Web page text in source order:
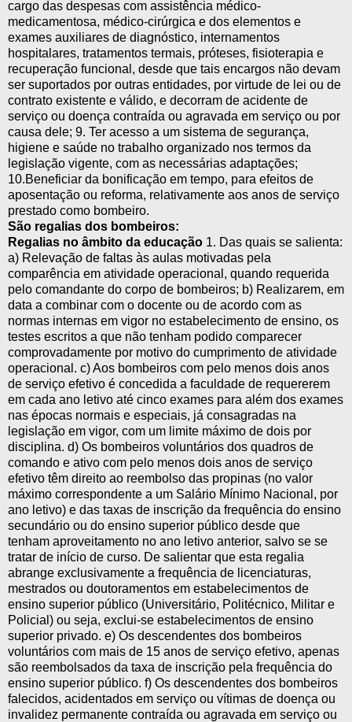
cargo das despesas com assistência médico-
medicamentosa, médico-cirúrgica e dos elementos e
exames auxiliares de diagnóstico, internamentos
hospitalares, tratamentos termais, próteses, fisioterapia e
recuperação funcional, desde que tais encargos não devam
ser suportados por outras entidades, por virtude de lei ou de
contrato existente e válido, e decorram de acidente de
serviço ou doença contraída ou agravada em serviço ou por
causa dele; 9. Ter acesso a um sistema de segurança,
higiene e saúde no trabalho organizado nos termos da
legislação vigente, com as necessárias adaptações;
10.Beneficiar da bonificação em tempo, para efeitos de
aposentação ou reforma, relativamente aos anos de serviço
prestado como bombeiro.
São regalias dos bombeiros:
Regalias no âmbito da educação 1. Das quais se salienta:
a) Relevação de faltas às aulas motivadas pela
comparência em atividade operacional, quando requerida
pelo comandante do corpo de bombeiros; b) Realizarem, em
data a combinar com o docente ou de acordo com as
normas internas em vigor no estabelecimento de ensino, os
testes escritos a que não tenham podido comparecer
comprovadamente por motivo do cumprimento de atividade
operacional. c) Aos bombeiros com pelo menos dois anos
de serviço efetivo é concedida a faculdade de requererem
em cada ano letivo até cinco exames para além dos exames
nas épocas normais e especiais, já consagradas na
legislação em vigor, com um limite máximo de dois por
disciplina. d) Os bombeiros voluntários dos quadros de
comando e ativo com pelo menos dois anos de serviço
efetivo têm direito ao reembolso das propinas (no valor
máximo correspondente a um Salário Mínimo Nacional, por
ano letivo) e das taxas de inscrição da frequência do ensino
secundário ou do ensino superior público desde que
tenham aproveitamento no ano letivo anterior, salvo se se
tratar de início de curso. De salientar que esta regalia
abrange exclusivamente a frequência de licenciaturas,
mestrados ou doutoramentos em estabelecimentos de
ensino superior público (Universitário, Politécnico, Militar e
Policial) ou seja, exclui-se estabelecimentos de ensino
superior privado. e) Os descendentes dos bombeiros
voluntários com mais de 15 anos de serviço efetivo, apenas
são reembolsados da taxa de inscrição pela frequência do
ensino superior público. f) Os descendentes dos bombeiros
falecidos, acidentados em serviço ou vítimas de doença ou
invalidez permanente contraída ou agravada em serviço ou